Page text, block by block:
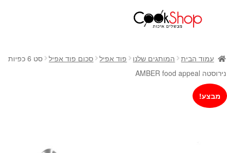
חנות
כלי בישול
סירים
מחבתות
כלי הגשה ואירוח
עמוד הבית המותגים שלנו פוד אפיל סכום פוד אפיל
סט 6 כפיות
נירוסטה AMBER food appeal
מבצע!